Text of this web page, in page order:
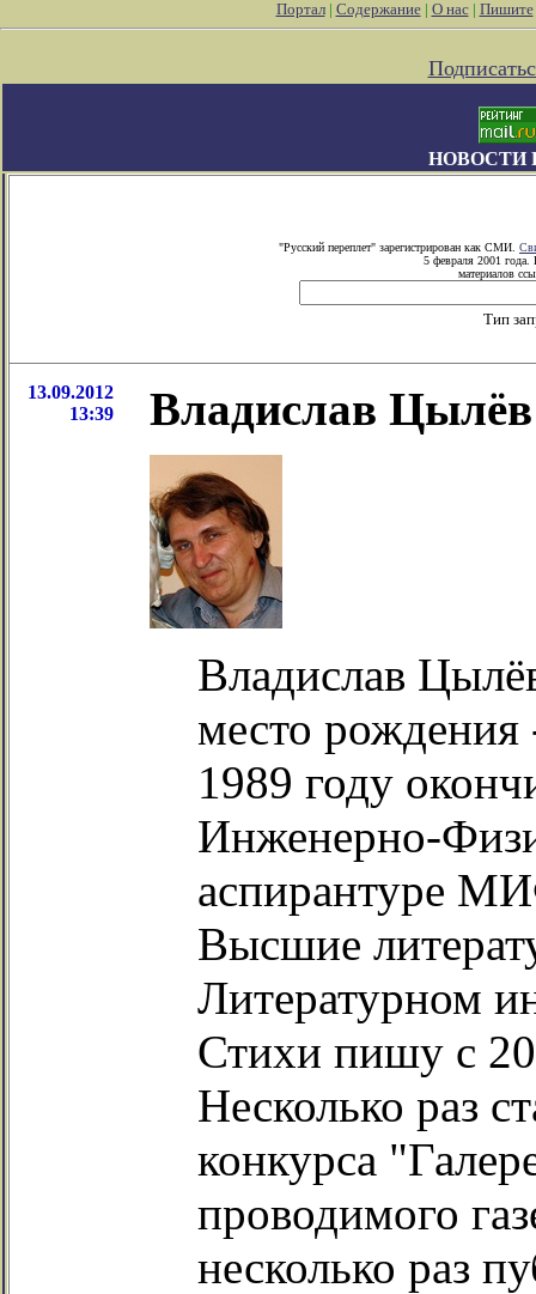
Портал| Содержание| О нас| Пишите
НОВОСТИ
"Русский переплет" зарегистрирован как СМИ.
5 февраля 2001 года.
материалов
Тип
13.09.2012
13:39
Владислав
Владислав
место рождения
1989 году
Инженерно-
аспирантуре
Высшие
Литературном
Стихи пишу с
Несколько раз
конкурса
проводимого
несколько раз